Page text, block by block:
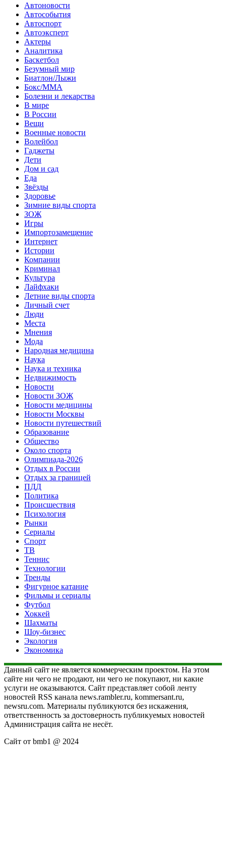
Автоновости
Автособытия
Автоспорт
Автоэксперт
Актеры
Аналитика
Баскетбол
Безумный мир
Биатлон/Лыжи
Бокс/MMA
Болезни и лекарства
В мире
В России
Вещи
Военные новости
Волейбол
Гаджеты
Дети
Дом и сад
Еда
Звёзды
Здоровье
Зимние виды спорта
ЗОЖ
Игры
Импортозамещение
Интернет
Истории
Компании
Криминал
Культура
Лайфхаки
Летние виды спорта
Личный счет
Люди
Места
Мнения
Мода
Народная медицина
Наука
Наука и техника
Недвижимость
Новости
Новости ЗОЖ
Новости медицины
Новости Москвы
Новости путешествий
Образование
Общество
Около спорта
Олимпиада-2026
Отдых в России
Отдых за границей
ПДД
Политика
Происшествия
Психология
Рынки
Сериалы
Спорт
ТВ
Теннис
Технологии
Тренды
Фигурное катание
Фильмы и сериалы
Футбол
Хоккей
Шахматы
Шоу-бизнес
Экология
Экономика
Данный сайт не является коммерческим проектом. На этом
сайте ни чего не продают, ни чего не покупают, ни какие
услуги не оказываются. Сайт представляет собой ленту
новостей RSS канала news.rambler.ru, kommersant.ru,
newsru.com. Материалы публикуются без искажения,
ответственность за достоверность публикуемых новостей
Администрация сайта не несёт.
Сайт от bmb1 @ 2024